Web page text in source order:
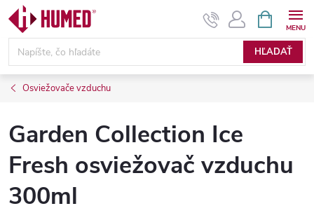
Prejsť
obsah
HĽADAŤ
KOŠÍK
Osviežovače vzduchu
Garden Collection Ice
Fresh osviežovač vzduchu
300ml